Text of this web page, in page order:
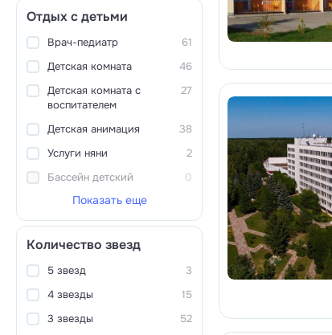
Отдых с детьми
Врач-педиатр
61
Детская комната
46
Детская комната с
воспитателем
27
Детская анимация
38
Услуги няни
2
Бассейн детский
0
Показать еще
Количество звезд
5 звезд
3
4 звезды
15
3 звезды
52